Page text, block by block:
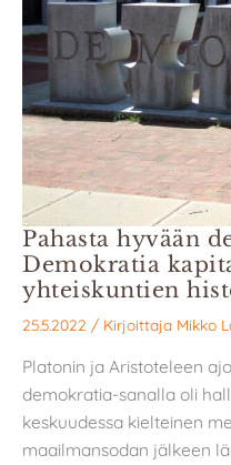
Pahasta hyvään
Demokratia
yhteiskuntien
25.5.2022 / Kirjoittaja Mikko
Platonin ja Aristoteleen
demokratia-sanalla oli
keskuudessa kielteinen
maailmansodan jälkeen